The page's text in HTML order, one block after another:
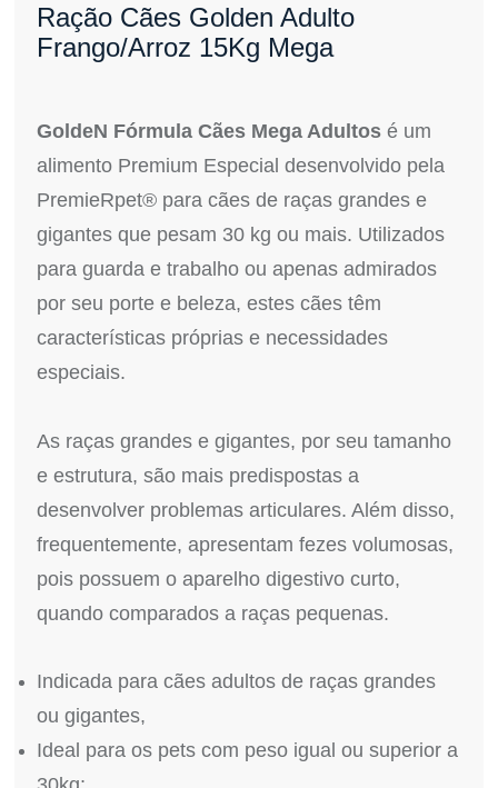
Ração Cães Golden Adulto
Frango/Arroz 15Kg Mega
GoldeN Fórmula Cães Mega Adultos é um
alimento Premium Especial desenvolvido pela
PremieRpet® para cães de raças grandes e
gigantes que pesam 30 kg ou mais. Utilizados
para guarda e trabalho ou apenas admirados
por seu porte e beleza, estes cães têm
características próprias e necessidades
especiais.
As raças grandes e gigantes, por seu tamanho
e estrutura, são mais predispostas a
desenvolver problemas articulares. Além disso,
frequentemente, apresentam fezes volumosas,
pois possuem o aparelho digestivo curto,
quando comparados a raças pequenas.
Indicada para cães adultos de raças grandes
ou gigantes,
Ideal para os pets com peso igual ou superior a